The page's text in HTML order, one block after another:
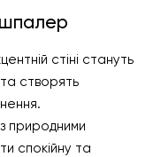
стіні стануть
створять
природними
спокійну та